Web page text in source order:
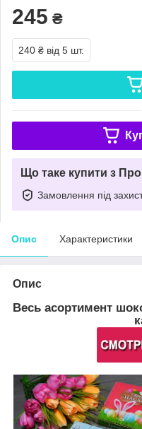
245 ₴
240 ₴ від 5 шт.
Що таке купити з
Замовлення під
Опис Характеристики
Опис
Весь асортимент